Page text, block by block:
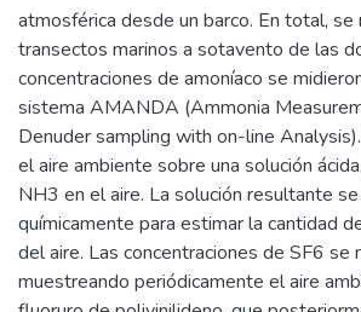
atmosférica desde un barco. En total, se
transectos marinos a sotavento de las
concentraciones de amoníaco se
sistema AMANDA (Ammonia
Denuder sampling with on-line
el aire ambiente sobre una solución
NH3 en el aire. La solución resultante se
químicamente para estimar la cantidad
del aire. Las concentraciones de SF6 se
muestreando periódicamente el aire